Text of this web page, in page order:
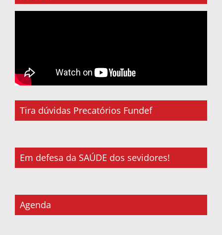
Tira dúvidas Precatórios Fundef
Em defesa da SAÚDE dos sevidores!
Agenda